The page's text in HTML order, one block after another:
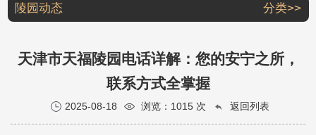
陵园动态 分类>>
天津市天福陵园电话详解：您的安宁之所，
联系方式全掌握
2025-08-18 浏览： 1015 次 返回列表